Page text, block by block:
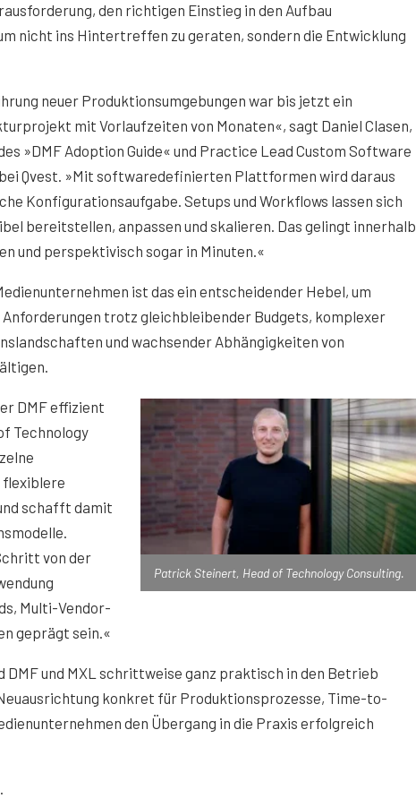
den richtigen Einstieg in den Aufbau
nicht ins Hintertreffen zu geraten, sondern die Entwicklung
neuer Produktionsumgebungen war bis jetzt ein
mit Vorlaufzeiten von Monaten«, sagt Daniel Clasen,
»DMF Adoption Guide« und Practice Lead Custom Software
Qvest. »Mit softwaredefinierten Plattformen wird daraus
Konfigurationsaufgabe. Setups und Workflows lassen sich
bereitstellen, anpassen und skalieren. Das gelingt innerhalb
und perspektivisch sogar in Minuten.«
ist das ein entscheidender Hebel, um
trotz gleichbleibender Budgets, komplexer
und wachsender Abhängigkeiten von
Patrick Steinert, Head of Technology Consulting.
DMF effizient
Technology
flexiblere
schafft damit
von der
Multi-Vendor-
geprägt sein.«
DMF und MXL schrittweise ganz praktisch in den Betrieb
konkret für Produktionsprozesse, Time-to-
den Übergang in die Praxis erfolgreich
.